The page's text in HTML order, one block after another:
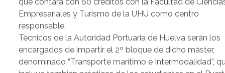
que contará con 60 créditos con la Facultad de
Empresariales y Turismo de la UHU como centro
responsable.
Técnicos de la Autoridad Portuaria de Huelva serán los
encargados de impartir el 2º bloque de dicho máster,
denominado “Transporte marítimo e Intermodalidad”,